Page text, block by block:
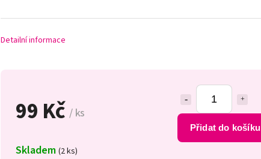
99 Kč/ ks
Přidat do košíku
Skladem (2 ks)
Detailní informace